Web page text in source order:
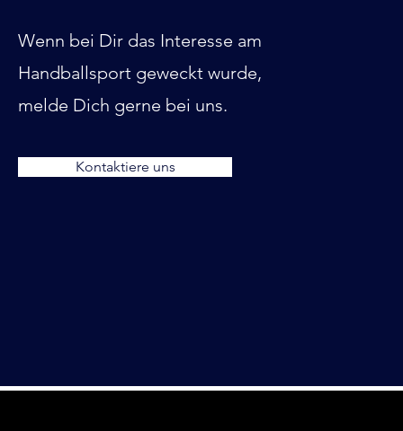
Wenn bei Dir das Interesse am
Handballsport geweckt wurde,
melde Dich gerne bei uns.
Kontaktiere uns